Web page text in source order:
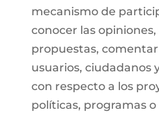
mecanismo de
conocer las
propuestas,
usuarios, ciudadanos
con respecto a los
políticas, programas